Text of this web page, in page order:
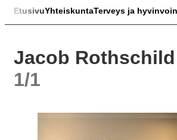
EtusivuYhteiskuntaTerveys ja
Jacob Rothschild
1/1